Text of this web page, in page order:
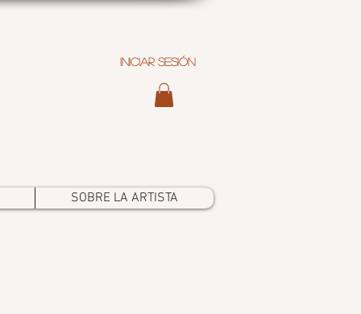
Iniciar sesión
SOBRE LA ARTISTA